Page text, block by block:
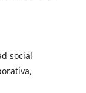
social